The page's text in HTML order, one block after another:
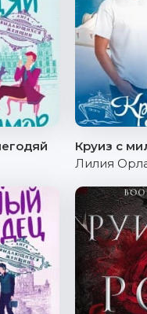
Круиз с
Лилия